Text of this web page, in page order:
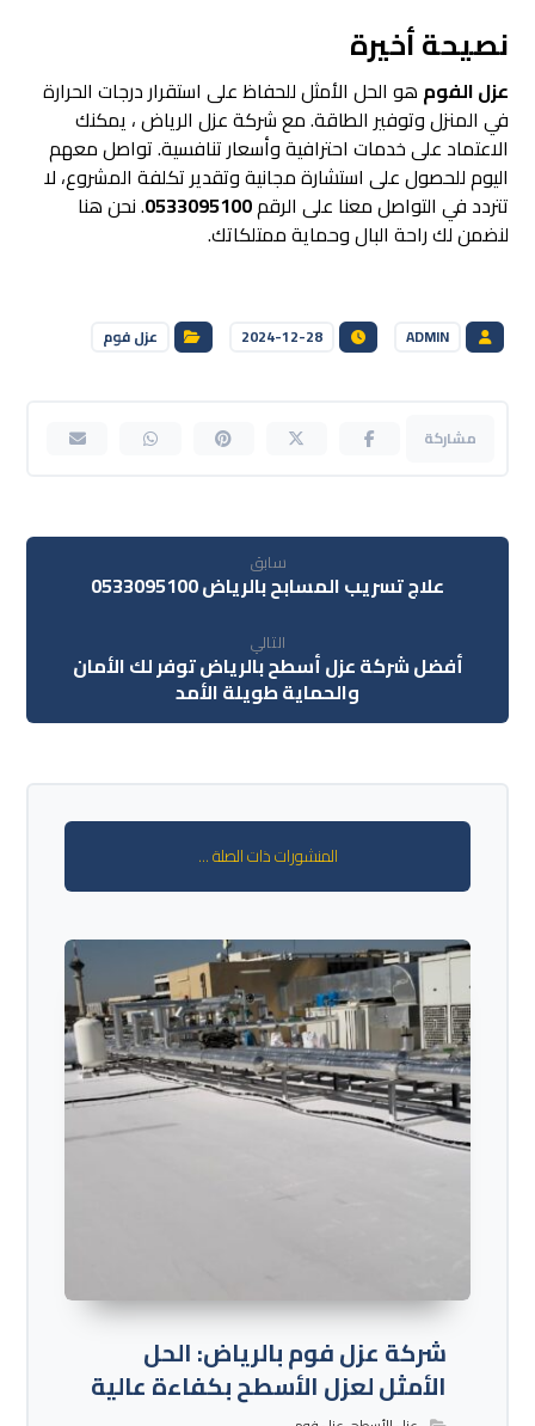
نصيحة أخيرة
عزل الفوم هو الحل الأمثل للحفاظ على استقرار درجات الحرارة
في المنزل وتوفير الطاقة. مع شركة عزل الرياض ، يمكنك
الاعتماد على خدمات احترافية وأسعار تنافسية. تواصل معهم
اليوم للحصول على استشارة مجانية وتقدير تكلفة المشروع، لا
تتردد في التواصل معنا على الرقم0533095100. نحن هنا
لنضمن لك راحة البال وحماية ممتلكاتك.
ADMIN
2024-12-28 عزل فوم
سابق
علاج تسريب المسابح بالرياض 0533095100
التالي
أفضل شركة عزل أسطح بالرياض توفر لك الأمان
والحماية طويلة الأمد
المنشورات ذات الصلة ...
شركة عزل فوم بالرياض: الحل
الأمثل لعزل الأسطح بكفاءة عالية